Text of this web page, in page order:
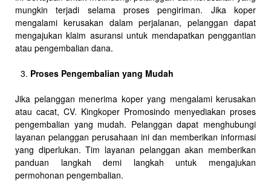
mungkin terjadi selama proses pengiriman. Jika koper
mengalami kerusakan dalam perjalanan, pelanggan dapat
mengajukan klaim asuransi untuk mendapatkan penggantian
atau pengembalian dana.
Proses Pengembalian yang Mudah
Jika pelanggan menerima koper yang mengalami kerusakan
atau cacat, CV. Kingkoper Promosindo menyediakan proses
pengembalian yang mudah. Pelanggan dapat menghubungi
layanan pelanggan perusahaan ini dan memberikan informasi
yang diperlukan. Tim layanan pelanggan akan memberikan
panduan langkah demi langkah untuk mengajukan
permohonan pengembalian.